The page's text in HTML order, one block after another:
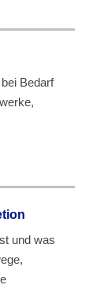
Bedarf
und was